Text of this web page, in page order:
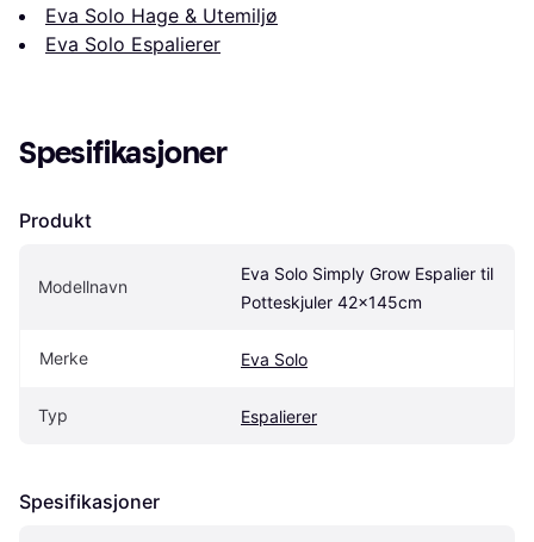
Eva Solo Hage & Utemiljø
Eva Solo Espalierer
Spesifikasjoner
Produkt
Modellnavn
Eva Solo Simply Grow Espalier til
Potteskjuler 42x145cm
Merke Eva Solo
Typ Espalierer
Spesifikasjoner